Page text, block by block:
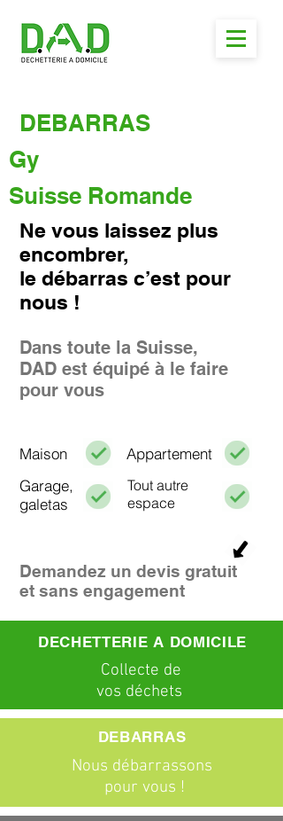
DEBARRAS
Gy
Suisse Romande
Ne vous laissez plus
encombrer,
le débarras c’est pour
nous !
Dans toute la Suisse,
DAD est équipé à le faire
pour vous
Maison
Appartement
Garage,
galetas
Tout autre
espace
Demandez un devis gratuit
et sans engagement
DECHETTERIE A DOMICILE
Collecte de
vos déchets
Nous débarrassons
pour vous !
DEBARRAS